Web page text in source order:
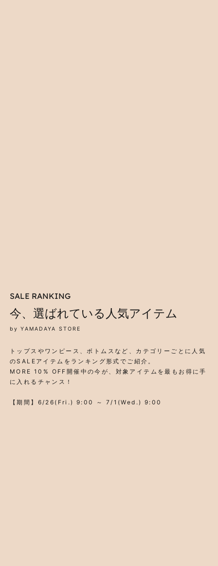
SALE RANKING
今、選ばれている人気アイテム
by YAMADAYA STORE
トップスやワンピース、ボトムスなど、カテゴリーごとに人気
のSALEアイテムをランキング形式でご紹介。
MORE 10% OFF開催中の今が、対象アイテムを最もお得に手
に入れるチャンス！
【期間】6/26(Fri.) 9:00 ～ 7/1(Wed.) 9:00